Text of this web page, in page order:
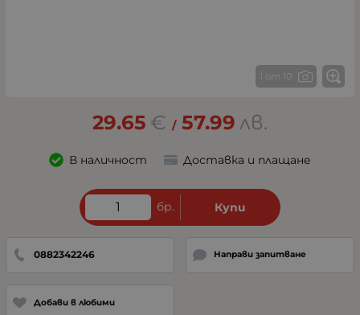
1 от 10
29.65 € / 57.99 лв.
В наличност Доставка и плащане
бр. Купи
0882342246 Направи запитване
Добави в любими